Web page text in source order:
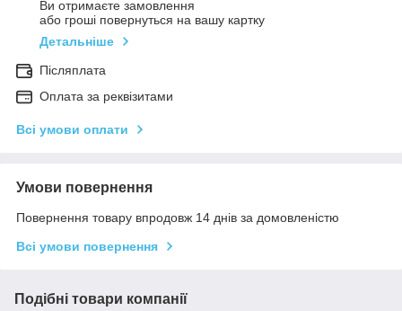
Ви отримаєте замовлення
або гроші повернуться на вашу картку
Детальніше
Післяплата
Оплата за реквізитами
Всі умови оплати
Умови повернення
Повернення товару впродовж 14 днів за домовленістю
Всі умови повернення
Подібні товари компанії